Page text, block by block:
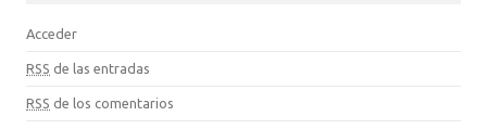
Acceder
RSS de las entradas
RSS de los comentarios